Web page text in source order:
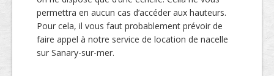
permettra en aucun cas d’accéder aux hauteurs.
Pour cela, il vous faut probablement prévoir de
faire appel à notre service de location de nacelle
sur Sanary-sur-mer.